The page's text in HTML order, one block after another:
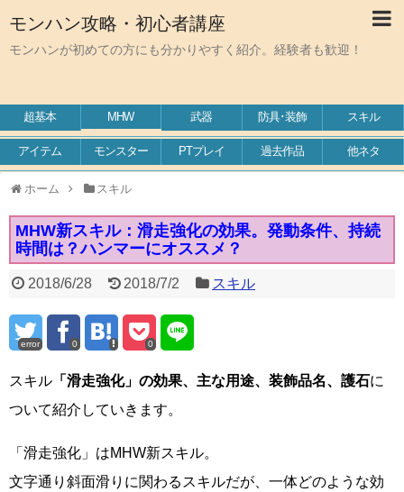
モンハン攻略・初心者講座
モンハンが初めての方にも分かりやすく紹介。経験者も歓迎！
超基本 MHW 武器 防具･装飾 スキル
アイテム モンスター PTプレイ 過去作品 他ネタ
ホーム スキル
MHW新スキル：滑走強化の効果。発動条件、持続
時間は？ハンマーにオススメ？
2018/6/28 2018/7/2 スキル
error 0 0
スキル 「滑走強化」の効果、主な用途、装飾品名、護石に
ついて紹介していきます。
「滑走強化」はMHW新スキル。
文字通り斜面滑りに関わるスキルだが、一体どのような効